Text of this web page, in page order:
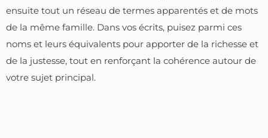
ensuite tout un réseau de termes apparentés et de mots
de la même famille. Dans vos écrits, puisez parmi ces
noms et leurs équivalents pour apporter de la richesse et
de la justesse, tout en renforçant la cohérence autour de
votre sujet principal.